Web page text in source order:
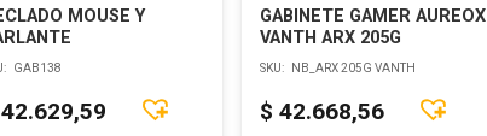
MOUSE Y
GAB138
42.629,59
GABINETE GAMER AUREOX
VANTH ARX 205G
SKU: NB_ARX 205G VANTH
$ 42.668,56